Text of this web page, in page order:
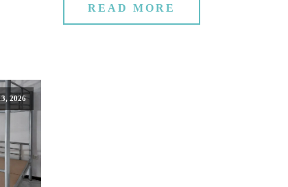
READ MORE
2026